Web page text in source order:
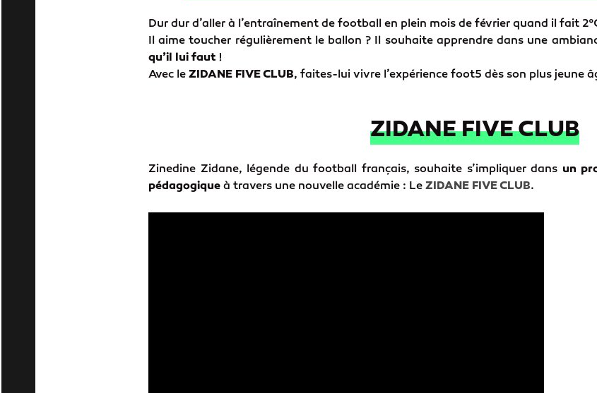
Dur dur d’aller à l’entraînement de football en plein mois de février quand il fait
Il aime toucher régulièrement le ballon ? Il souhaite apprendre dans une
qu’il lui faut !
Avec le ZIDANE FIVE CLUB, faites-lui vivre l’expérience foot5 dès son plus jeune
ZIDANE FIVE CLUB
Zinedine Zidane, légende du football français, souhaite s’impliquer dans un
pédagogique à travers une nouvelle académie : Le ZIDANE FIVE CLUB.